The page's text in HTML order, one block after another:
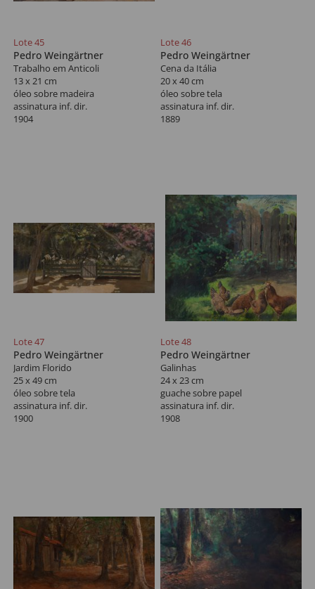
Lote 45
Pedro Weingärtner
Trabalho em Anticoli
13 x 21 cm
óleo sobre madeira
assinatura inf. dir.
1904
Lote 46
Pedro Weingärtner
Cena da Itália
20 x 40 cm
óleo sobre tela
assinatura inf. dir.
1889
Lote 47
Pedro Weingärtner
Jardim Florido
25 x 49 cm
óleo sobre tela
assinatura inf. dir.
1900
Lote 48
Pedro Weingärtner
Galinhas
24 x 23 cm
guache sobre papel
assinatura inf. dir.
1908